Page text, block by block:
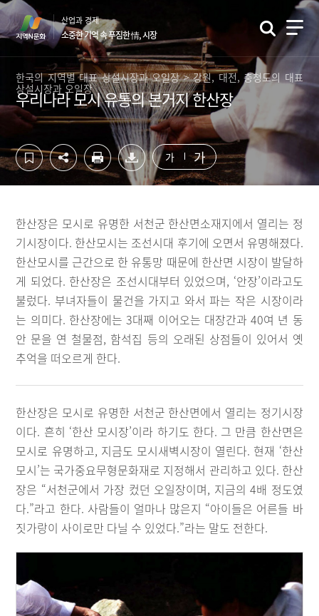
컨
텐
츠
영
로
기
하
단
영
역
가
산업과 경제
소중한 기억 속 푸짐한 情, 시장
한국의 지역별 대표 상설시장과 오일장 > 강원, 대전, 충청도의 대표
상설시장과 오일장
우리나라 모시 유통의 본거지 한산장
가 가
한산장은 모시로 유명한 서천군 한산면소재지에서 열리는 정
기시장이다. 한산모시는 조선시대 후기에 오면서 유명해졌다.
한산모시를 근간으로 한 유통망 때문에 한산면 시장이 발달하
게 되었다. 한산장은 조선시대부터 있었으며, ‘안장’이라고도
불렀다. 부녀자들이 물건을 가지고 와서 파는 작은 시장이라
는 의미다. 한산장에는 3대째 이어오는 대장간과 40여 년 동
안 문을 연 철물점, 함석집 등의 오래된 상점들이 있어서 옛
추억을 떠오르게 한다.
한산장은 모시로 유명한 서천군 한산면에서 열리는 정기시장
이다. 흔히 ‘한산 모시장’이라 하기도 한다. 그 만큼 한산면은
모시로 유명하고, 지금도 모시새벽시장이 열린다. 현재 ‘한산
모시’는 국가중요무형문화재로 지정해서 관리하고 있다. 한산
장은 “서천군에서 가장 컸던 오일장이며, 지금의 4배 정도였
다.”라고 한다. 사람들이 얼마나 많은지 “아이들은 어른들 바
짓가랑이 사이로만 다닐 수 있었다.”라는 말도 전한다.